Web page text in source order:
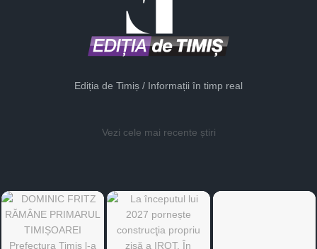
Ediția de Timiș / Informații în timp real
Vezi cele mai recente știri